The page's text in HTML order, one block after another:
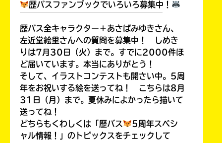
歴バスファンブックでいろいろ募集中！
歴バス全キャラクター＋あさばみゆきさん、
左近堂絵里さんへの質問を募集中！ しめき
りは7月30日（火）まで。すでに2000件ほ
ど届いています。本当にありがとう！
そして、イラストコンテストも開さい中。5周
年をお祝いする絵を送ってね！ こちらは8月
31日（月）まで。夏休みによかったら描いて
送ってね！
どちらもくわしくは「歴バス
5周年スペシ
ャル情報！」のトピックスをチェックして
入
力
内
に
エ